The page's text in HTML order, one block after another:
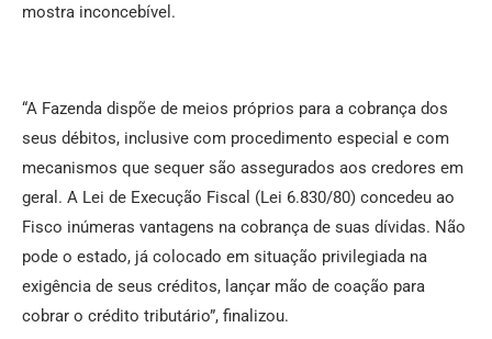
mostra inconcebível.
“A Fazenda dispõe de meios próprios para a cobrança dos
seus débitos, inclusive com procedimento especial e com
mecanismos que sequer são assegurados aos credores em
geral. A Lei de Execução Fiscal (Lei 6.830/80) concedeu ao
Fisco inúmeras vantagens na cobrança de suas dívidas. Não
pode o estado, já colocado em situação privilegiada na
exigência de seus créditos, lançar mão de coação para
cobrar o crédito tributário”, finalizou.